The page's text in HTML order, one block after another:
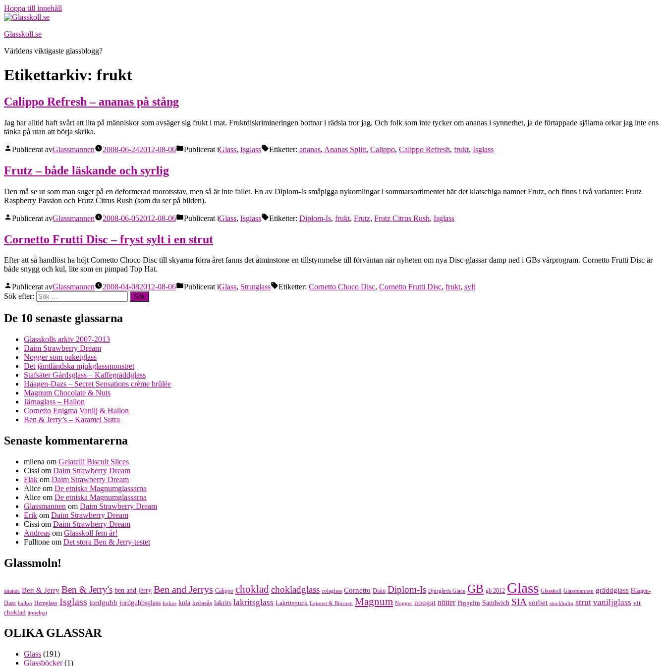
Hoppa till innehåll
Glasskoll.se
Världens viktigaste glassblogg?
Etikettarkiv: frukt
Calippo Refresh – ananas på stång
Jag har alltid haft svårt att lita på människor som avsäger sig frukt i mat. Fruktdiskrimineringen bottnar i rädsla tror jag. Och folk som inte tycker om ananas i synnerhet, ja de förtappade själarna orkar jag inte ens
tänka på utan att börja skrika.
Publicerat avGlassmannen 2008-06-242012-08-06 Publicerat iGlass, Isglass Etiketter: ananas, Ananas Splitt, Calippo, Calippo Refresh, frukt, Isglass
Frutz – både läskande och syrlig
Den må se ut som man suger på en deformerad morotsstav, men så är inte fallet. En av Diplom-Is småpigga nykomlingar i sommarsortimentet bär det klatschiga namnet Frutz, och finns i två varianter: Frutz
Raspberry Passion och Frutz Citrus Rush (som du ser på bilden).
Publicerat avGlassmannen 2008-06-052012-08-06 Publicerat iGlass, Isglass Etiketter: Diplom-Is, frukt, Frutz, Frutz Citrus Rush, Isglass
Cornetto Frutti Disc – fryst sylt i en strut
Efter att så handlöst ha höjt Cornetto Choco Disc till skyarna förra året fanns det åtminstone en tillstymmelse till förväntan när nyheten om nya Disc-glassar damp ned i GBs vårprogram. Cornetto Frutti Disc är
både snygg och kul, lite som en pimpad Top Hat.
Publicerat avGlassmannen 2008-04-082012-08-06 Publicerat iGlass, Strutglass Etiketter: Cornetto Choco Disc, Cornetto Frutti Disc, frukt, sylt
Sök efter:
De 10 senaste glassarna
Glasskolls arkiv 2007-2013
Daim Strawberry Dream
Nogger som paketglass
Det jämtländska mjukglassmonstret
Stafsäter Gårdsglass – Kaffegräddglass
Häagen-Dazs – Secret Sensations crème brûlée
Magnum Chocolate & Nuts
Järnaglass – Hallon
Cornetto Enigma Vanilj & Hallon
Ben & Jerry’s – Karamel Sutra
Senaste kommentarerna
milena om Gelatelli Biscuit Slices
Cissi om Daim Strawberry Dream
Flak om Daim Strawberry Dream
Alice om De etniska Magnumglassarna
Alice om De etniska Magnumglassarna
Glassmannen om Daim Strawberry Dream
Erik om Daim Strawberry Dream
Cissi om Daim Strawberry Dream
Andreas om Glasskoll fem år!
Fulltone om Det stora Ben & Jerry-testet
Glassmoln!
ananas Ben & Jerry Ben & Jerry's ben and jerry Ben and Jerrys Calippo choklad chokladglass colaglass Cornetto Daim Diplom-Is Djurgårds Glace GB gb 2012 Glass Glasskoll Glassmannen gräddglass Haagen-
Dazs hallon Hemglass Isglass jordgubb jordgubbsglass kokos kola kolasås lakrits lakritsglass Lakritspuck Lejonet & Björnen Magnum Nogger nougat nötter Piggelin Sandwich SIA sorbet stockholm strut vaniljglass vit
choklad äppelpaj
OLIKA GLASSAR
Glass (191)
Glassböcker(1)